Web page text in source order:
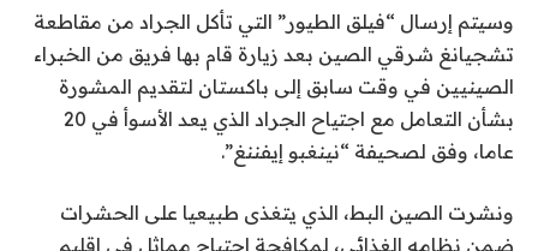
وسيتم إرسال “فيلق الطيور” التي تأكل الجراد من مقاطعة
تشجيانغ شرقي الصين بعد زيارة قام بها فريق من الخبراء
الصينيين في وقت سابق إلى باكستان لتقديم المشورة
بشأن التعامل مع اجتياح الجراد الذي يعد الأسوأ في 20
عاما، وفق لصحيفة “نينغبو إيفننغ”.
ونشرت الصين البط، الذي يتغذى طبيعيا على الحشرات
ضمن نظامه الغذائي، لمكافحة اجتياح مماثل في إقليم